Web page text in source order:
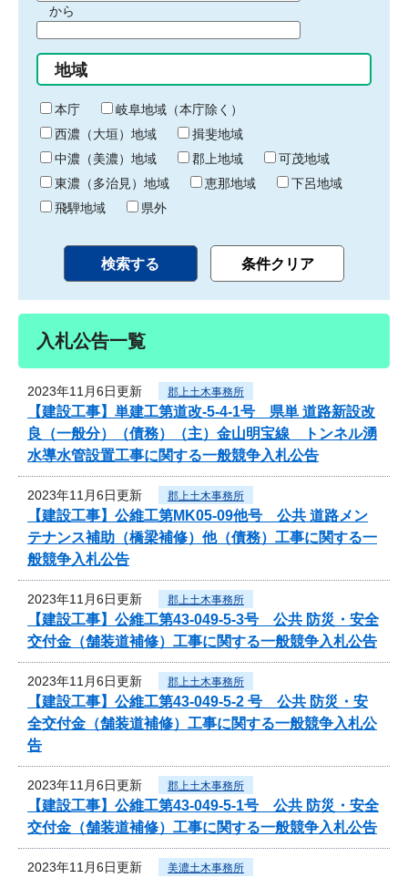
間
始
り
から
間
終
わ
り
地域
本庁
岐阜地域（本庁除く）
西濃（大垣）地域
揖斐地域
中濃（美濃）地域
郡上地域
可茂地域
東濃（多治見）地域
恵那地域
下呂地域
飛騨地域
県外
入札公告一覧
2023年11月6日更新 郡上土木事務所
【建設工事】単建工第道改-5-4-1号 県単 道路新設改
良（一般分）（債務）（主）金山明宝線 トンネル湧
水導水管設置工事に関する一般競争入札公告
2023年11月6日更新 郡上土木事務所
【建設工事】公維工第MK05-09他号 公共 道路メン
テナンス補助（橋梁補修）他（債務）工事に関する一
般競争入札公告
2023年11月6日更新 郡上土木事務所
【建設工事】公維工第43-049-5-3号 公共 防災・安全
交付金（舗装道補修）工事に関する一般競争入札公告
2023年11月6日更新 郡上土木事務所
【建設工事】公維工第43-049-5-2 号 公共 防災・安
全交付金（舗装道補修）工事に関する一般競争入札公
告
2023年11月6日更新 郡上土木事務所
【建設工事】公維工第43-049-5-1号 公共 防災・安全
交付金（舗装道補修）工事に関する一般競争入札公告
2023年11月6日更新 美濃土木事務所